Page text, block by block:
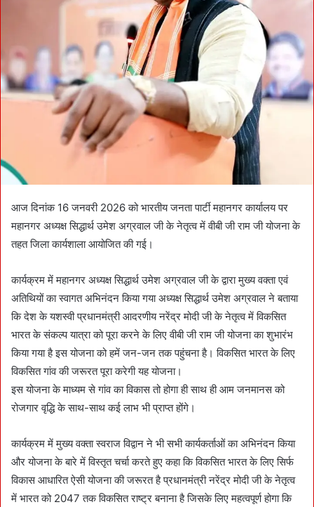
e
a
आज दिनांक 16 जनवरी 2026 को भारतीय जनता पार्टी महानगर कार्यालय पर
महानगर अध्यक्ष सिद्धार्थ उमेश अग्रवाल जी के नेतृत्व में वीबी जी राम जी योजना के
तहत जिला कार्यशाला आयोजित की गई।
कार्यक्रम में महानगर अध्यक्ष सिद्धार्थ उमेश अग्रवाल जी के द्वारा मुख्य वक्ता एवं
अतिथियों का स्वागत अभिनंदन किया गया अध्यक्ष सिद्धार्थ उमेश अग्रवाल ने बताया
कि देश के यशस्वी प्रधानमंत्री आदरणीय नरेंद्र मोदी जी के नेतृत्व में विकसित
भारत के संकल्प यात्रा को पूरा करने के लिए वीबी जी राम जी योजना का शुभारंभ
किया गया है इस योजना को हमें जन-जन तक पहुंचना है। विकसित भारत के लिए
विकसित गांव की जरूरत पूरा करेगी यह योजना।
इस योजना के माध्यम से गांव का विकास तो होगा ही साथ ही आम जनमानस को
रोजगार वृद्धि के साथ-साथ कई लाभ भी प्राप्त होंगे।
कार्यक्रम में मुख्य वक्ता स्वराज विद्वान ने भी सभी कार्यकर्ताओं का अभिनंदन किया
और योजना के बारे में विस्तृत चर्चा करते हुए कहा कि विकसित भारत के लिए सिर्फ
विकास आधारित ऐसी योजना की जरूरत है प्रधानमंत्री नरेंद्र मोदी जी के नेतृत्व
में भारत को 2047 तक विकसित राष्ट्र बनाना है जिसके लिए महत्वपूर्ण होगा कि